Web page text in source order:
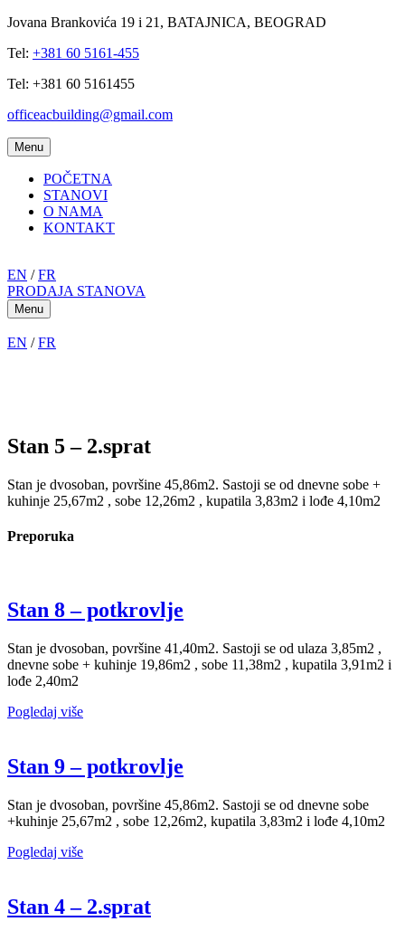
Jovana Brankovića 19 i 21, BATAJNICA, BEOGRAD
Tel: +381 60 5161-455
Tel: +381 60 5161455
officeacbuilding@gmail.com
Menu
POČETNA
STANOVI
O NAMA
KONTAKT
EN /FR
PRODAJA STANOVA
Menu
EN /FR
Stan 5 – 2.sprat
Stan je dvosoban, površine 45,86m2. Sastoji se od dnevne sobe +
kuhinje 25,67m2 , sobe 12,26m2 , kupatila 3,83m2 i lođe 4,10m2
Preporuka
Stan 8 – potkrovlje
Stan je dvosoban, površine 41,40m2. Sastoji se od ulaza 3,85m2 ,
dnevne sobe + kuhinje 19,86m2 , sobe 11,38m2 , kupatila 3,91m2 i
lođe 2,40m2
Pogledaj više
Stan 9 – potkrovlje
Stan je dvosoban, površine 45,86m2. Sastoji se od dnevne sobe
+kuhinje 25,67m2 , sobe 12,26m2, kupatila 3,83m2 i lođe 4,10m2
Pogledaj više
Stan 4 – 2.sprat